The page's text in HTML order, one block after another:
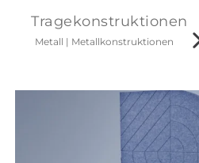
Tragekonstruktionen
Metall | Metallkonstruktionen